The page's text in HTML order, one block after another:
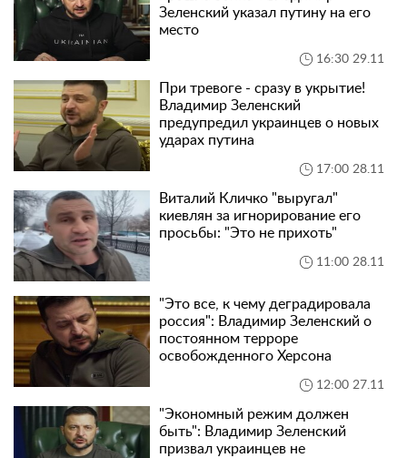
Зеленский указал путину на его
место
16:30 29.11
При тревоге - сразу в укрытие!
Владимир Зеленский
предупредил украинцев о новых
ударах путина
17:00 28.11
Виталий Кличко "выругал"
киевлян за игнорирование его
просьбы: "Это не прихоть"
11:00 28.11
"Это все, к чему деградировала
россия": Владимир Зеленский о
постоянном терроре
освобожденного Херсона
12:00 27.11
"Экономный режим должен
быть": Владимир Зеленский
призвал украинцев не